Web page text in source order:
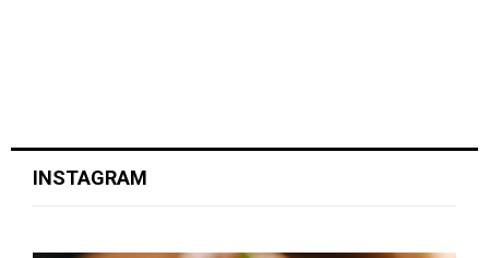
INSTAGRAM